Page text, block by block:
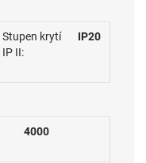
Stupen krytí
IP II:
IP20
4000